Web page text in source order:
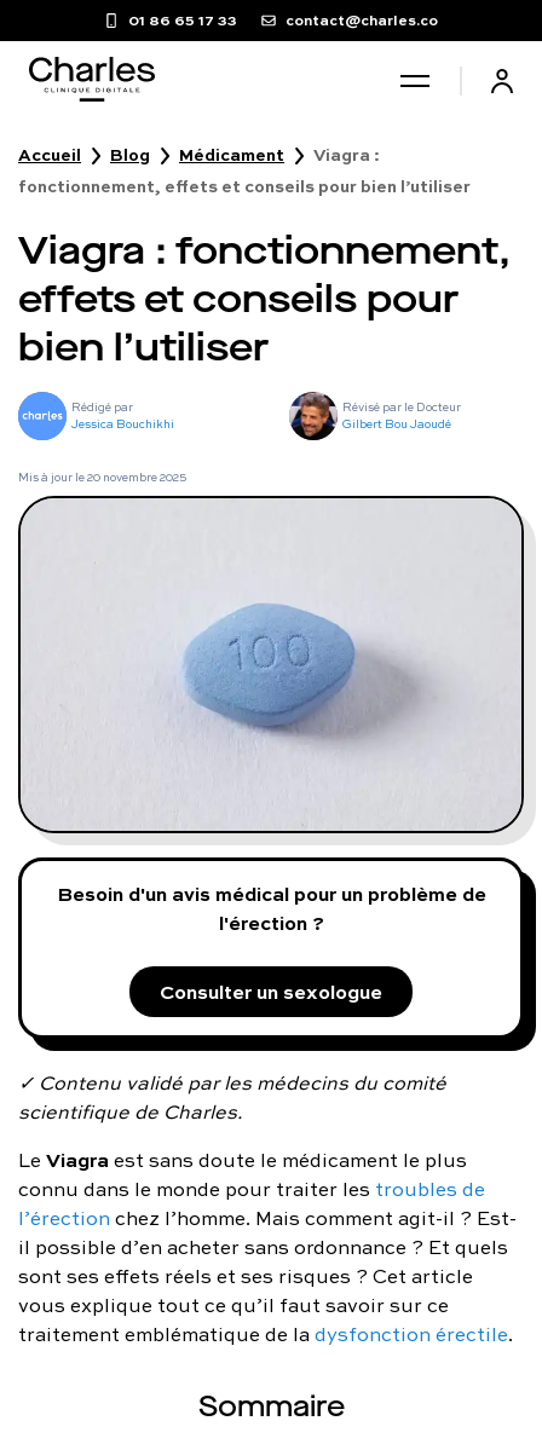
01 86 65 17 33 contact@charles.co
Santé sexuelle
Poids
Troubles du sommeil
Fertilité masculine
Chute de cheveux
Comment ça marche ?
Notre approche médicale
Prenez soin de vous :
Consultez un médecin
Vous avez des questions :
FAQ complète
01 86 65 17 33
contact@charles.co
Accueil Blog Médicament
Viagra :
fonctionnement, effets et conseils pour bien l’utiliser
Viagra : fonctionnement,
effets et conseils pour
bien l’utiliser
Rédigé par
Jessica Bouchikhi
Révisé par le Docteur
Gilbert Bou Jaoudé
Mis à jour le20 novembre 2025
Besoin d'un avis médical pour un problème de
l'érection ?
Consulter un sexologue
✓ Contenu validé par les médecins du comité
scientifique de Charles.
Le Viagraest sans doute le médicament le plus
connu dans le monde pour traiter les troubles de
l’érection chez l’homme. Mais comment agit-il ? Est-
il possible d’en acheter sans ordonnance ? Et quels
sont ses effets réels et ses risques ? Cet article
vous explique tout ce qu’il faut savoir sur ce
traitement emblématique de ladysfonction érectile.
Sommaire